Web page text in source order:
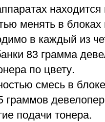
находится
менять в блоках
в каждый из
83 грамма
по цвету.
смесь в
граммов
подачи тонера.